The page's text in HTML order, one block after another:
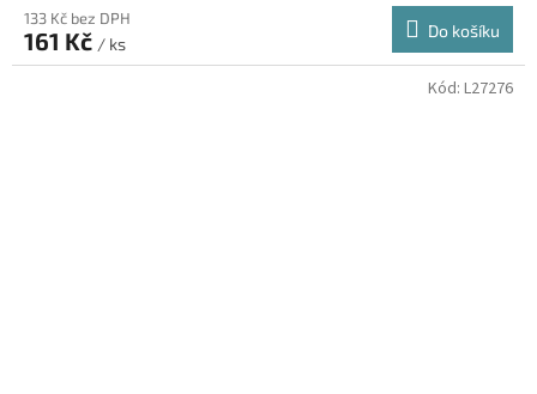
133 Kč bez DPH
161 Kč / ks
Do košíku
Kód: L27276